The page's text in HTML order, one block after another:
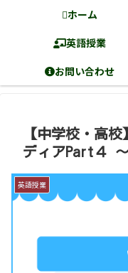
ホーム
英語授業
お問い合わせ
【中学校・高
ディアPart４
英語授業